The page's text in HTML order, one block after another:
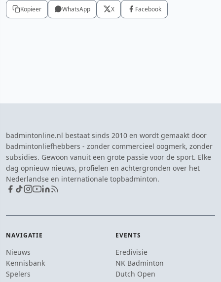
Kopieer WhatsApp X Facebook
badmintonline.nl bestaat sinds 2010 en wordt gemaakt door
badmintonliefhebbers - zonder commercieel oogmerk, zonder
subsidies. Gewoon vanuit een grote passie voor de sport. Elke
dag opnieuw nieuws, profielen en achtergronden over het
Nederlandse en internationale topbadminton.
NAVIGATIE
Nieuws
Kennisbank
Spelers
EVENTS
Eredivisie
NK Badminton
Dutch Open